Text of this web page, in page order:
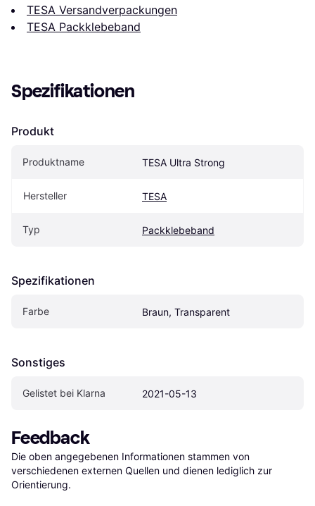
TESA Versandverpackungen
TESA Packklebeband
Spezifikationen
Produkt
Produktname TESA Ultra Strong
Hersteller TESA
Typ Packklebeband
Spezifikationen
Farbe Braun, Transparent
Sonstiges
Gelistet bei Klarna 2021-05-13
Feedback
Die oben angegebenen Informationen stammen von
verschiedenen externen Quellen und dienen lediglich zur
Orientierung.